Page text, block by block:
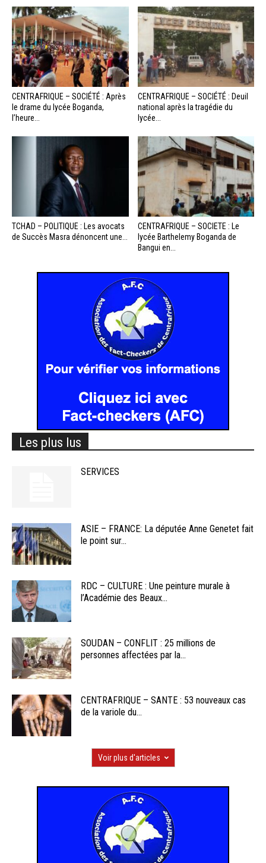
CENTRAFRIQUE – SOCIÉTÉ : Après
le drame du lycée Boganda,
l’heure...
CENTRAFRIQUE – SOCIÉTÉ : Deuil
national après la tragédie du
lycée...
TCHAD – POLITIQUE : Les avocats
de Succès Masra dénoncent une...
CENTRAFRIQUE – SOCIETE : Le
lycée Barthelemy Boganda de
Bangui en...
Les plus lus
SERVICES
ASIE – FRANCE: La députée Anne Genetet fait
le point sur...
RDC – CULTURE : Une peinture murale à
l’Académie des Beaux...
SOUDAN – CONFLIT : 25 millions de
personnes affectées par la...
CENTRAFRIQUE – SANTE : 53 nouveaux cas
de la variole du...
Voir plus d'articles